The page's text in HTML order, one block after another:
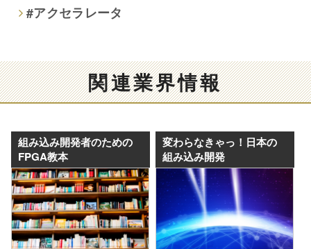
#アクセラレータ
関連業界情報
組み込み開発者のための
FPGA教本
変わらなきゃっ！日本の
組み込み開発